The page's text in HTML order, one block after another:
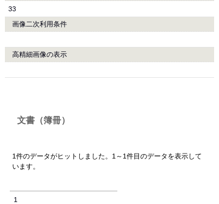
33
画像二次利用条件
高精細画像の表示
文書（簿冊）
1件のデータがヒットしました。1～1件目のデータを表示して
います。
1